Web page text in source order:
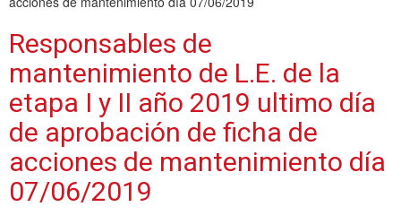
Responsables de
mantenimiento de L.E. de la
etapa I y II año 2019 ultimo día
de aprobación de ficha de
acciones de mantenimiento día
07/06/2019